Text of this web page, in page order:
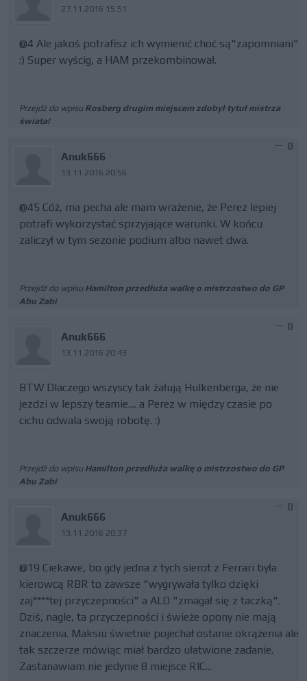
27.11.2016 15:51
@4 Ale jakoś potrafisz ich wymienić choć są"zapomniani"
:) Super wyścig, a HAM przekombinował.
Przejdź do wpisu Rosberg drugim miejscem zdobył tytuł mistrza
świata!
Anuk666
13.11.2016 20:56
0
@45 Cóż, ma pecha ale mam wrażenie, że Perez lepiej
potrafi wykorzystać sprzyjające warunki. W końcu
zaliczył w tym sezonie podium albo nawet dwa.
Przejdź do wpisu Hamilton przedłuża walkę o mistrzostwo do GP
Abu Zabi
Anuk666
13.11.2016 20:43
0
BTW Dlaczego wszyscy tak żałują Hulkenberga, że nie
jezdzi w lepszy teamie.... a Perez w między czasie po
cichu odwala swoją robotę. :)
Przejdź do wpisu Hamilton przedłuża walkę o mistrzostwo do GP
Abu Zabi
Anuk666
13.11.2016 20:37
0
@19 Ciekawe, bo gdy jedna z tych sierot z Ferrari była
kierowcą RBR to zawsze "wygrywała tylko dzięki
zaj****tej przyczepności" a ALO "zmagał się z taczką".
Dziś, nagle, ta przyczepności i świeże opony nie mają
znaczenia. Maksiu świetnie pojechał ostanie okrążenia ale
tak szczerze mówiąc miał bardzo ułatwione zadanie.
Zastanawiam nie jedynie 8 miejsce RIC...